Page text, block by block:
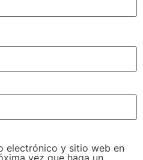
electrónico y sitio web en
vez que haga un